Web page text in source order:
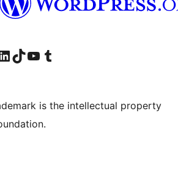
खात्याला भेट द्या आमच्या टिकटॉक अकाउंटला भेट द्या.आमच्या यूट्यूब चॅनेलला भेट द्या आमच्या टंबलर खात्याला भेट द्या.
is the intellectual property